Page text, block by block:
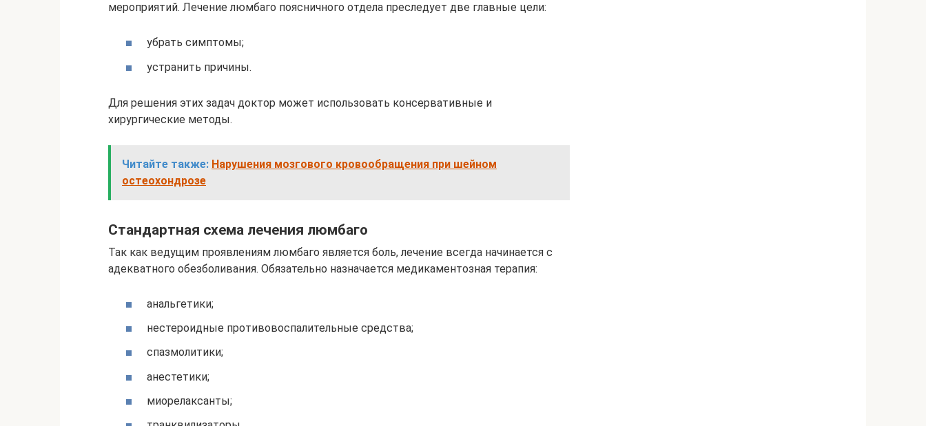
мероприятий. Лечение люмбаго поясничного отдела преследует две главные цели:
убрать симптомы;
устранить причины.
Для решения этих задач доктор может использовать консервативные и
хирургические методы.
Читайте также: Нарушения мозгового кровообращения при шейном
остеохондрозе
Стандартная схема лечения люмбаго
Так как ведущим проявлениям люмбаго является боль, лечение всегда начинается с
адекватного обезболивания. Обязательно назначается медикаментозная терапия:
анальгетики;
нестероидные противовоспалительные средства;
спазмолитики;
анестетики;
миорелаксанты;